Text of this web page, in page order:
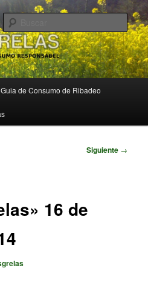
Guia de Consumo de Ribadeo
Siguiente →
16 de